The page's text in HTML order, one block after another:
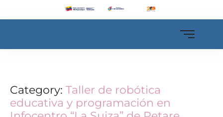
Category: Taller de robótica
educativa y programación en